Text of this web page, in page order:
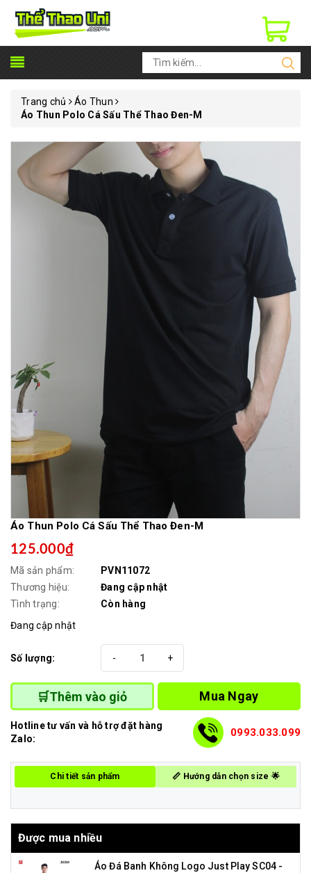
Trang chủ
Áo Thun
Áo Thun Polo Cá Sấu Thể Thao Đen-M
Áo Thun Polo Cá Sấu Thể Thao Đen-M
125.000₫
Mã sản phẩm:
PVN11072
Thương hiệu:
Đang cập nhật
Tình trạng:
Còn hàng
Đang cập nhật
Số lượng: +
-
🛒Thêm vào giỏ Mua Ngay
Hotline tư vấn và hỗ trợ đặt hàng
Zalo:
0993.033.099
Chi tiết sản phẩm 📏 Hướng dẫn chọn size 🌟
Được mua nhiều
Áo Đá Banh Không Logo Just Play SC04 -